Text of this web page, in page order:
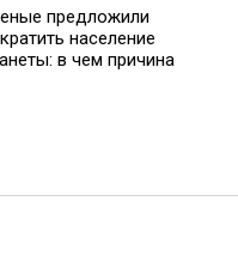
предложили
население
в чем причина